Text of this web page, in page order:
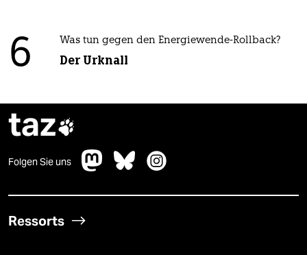
6 Was tun gegen den Energiewende-Rollback?
Der Urknall
taz
Folgen Sie uns
Ressorts